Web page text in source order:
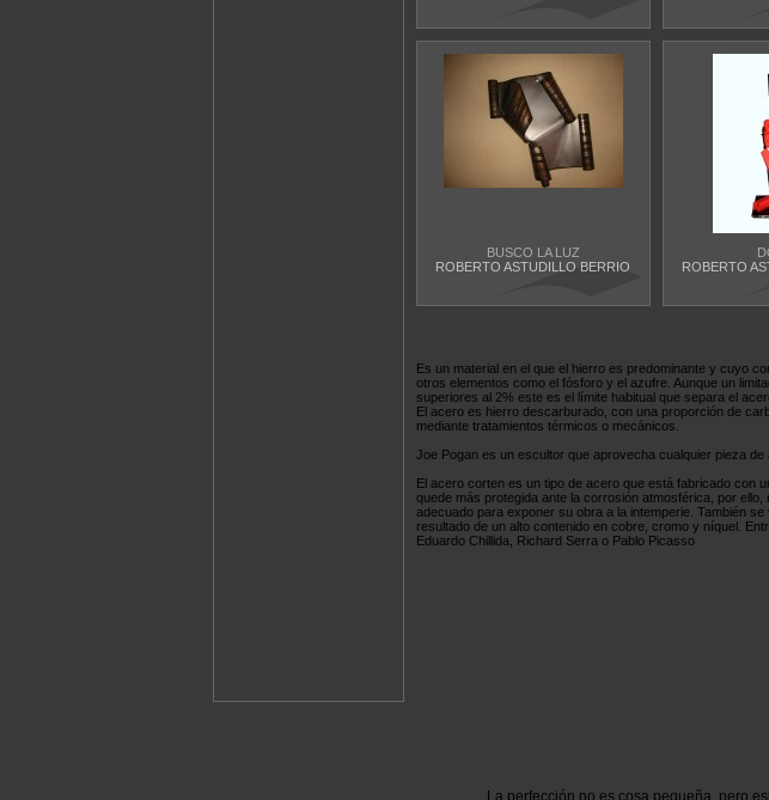
BUSCO LA LUZ
ROBERTO ASTUDILLO BERRIO
ROBERTO
Es un material en el que el hierro es predominante y cuyo
otros elementos como el fósforo y el azufre. Aunque un
superiores al 2% este es el límite habitual que separa el
El acero es hierro descarburado, con una proporción de
mediante tratamientos térmicos o mecánicos.
Joe Pogan es un escultor que aprovecha cualquier pieza
El acero corten es un tipo de acero que está fabricado con
quede más protegida ante la corrosión atmosférica, por
adecuado para exponer su obra a la intemperie. También
resultado de un alto contenido en cobre, cromo y níquel.
Eduardo Chillida, Richard Serra o Pablo Picasso
La perfección no es cosa pequeña, pero